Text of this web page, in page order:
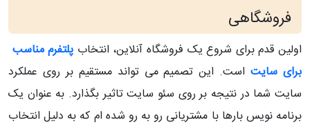
فروشگاهی
اولین قدم برای شروع یک فروشگاه آنلاین، انتخاب پلتفرم مناسب
برای سایتاست. این تصمیم می تواند مستقیم بر روی عملکرد
سایت شما در نتیجه بر روی سئو سایت تاثیر بگذارد. به عنوان یک
برنامه نویس بارها با مشتریانی رو به رو شده ام که به دلیل انتخاب